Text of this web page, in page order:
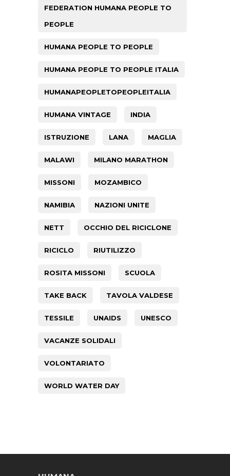
FEDERATION HUMANA PEOPLE TO
PEOPLE
HUMANA PEOPLE TO PEOPLE
HUMANA PEOPLE TO PEOPLE ITALIA
HUMANAPEOPLETOPEOPLEITALIA
HUMANA VINTAGE INDIA
ISTRUZIONE LANA MAGLIA
MALAWI MILANO MARATHON
MISSONI MOZAMBICO
NAMIBIA NAZIONI UNITE
NETT OCCHIO DEL RICICLONE
RICICLO RIUTILIZZO
ROSITA MISSONI SCUOLA
TAKE BACK TAVOLA VALDESE
TESSILE UNAIDS UNESCO
VACANZE SOLIDALI
VOLONTARIATO
WORLD WATER DAY